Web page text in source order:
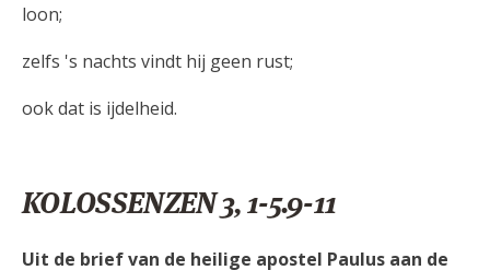
loon;
zelfs 's nachts vindt hij geen rust;
ook dat is ijdelheid.
KOLOSSENZEN 3, 1-5.9-11
Uit de brief van de heilige apostel Paulus aan de